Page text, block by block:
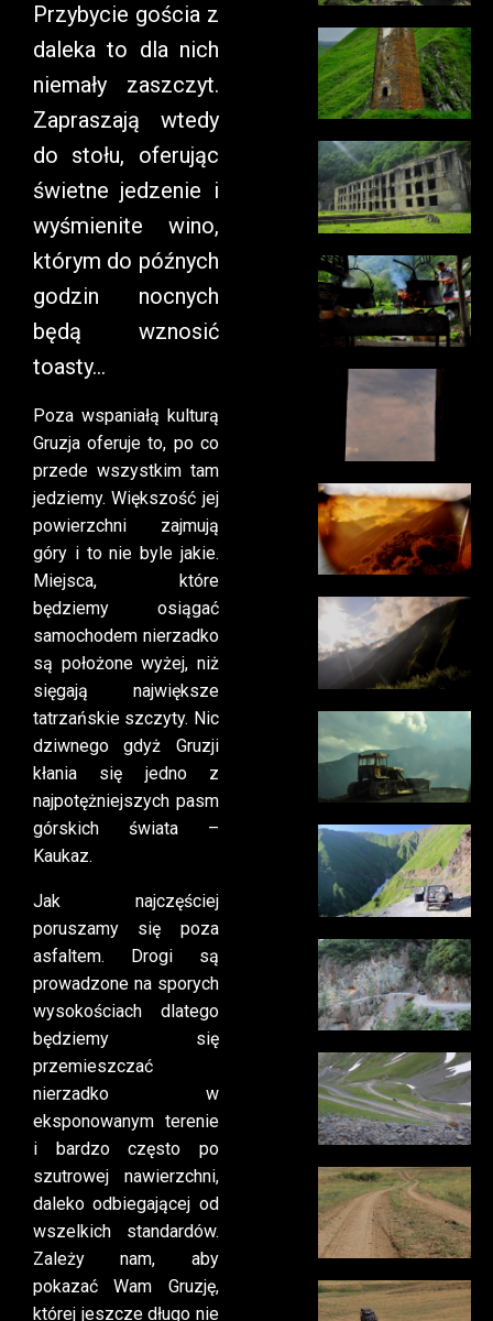
Przybycie gościa z
daleka to dla nich
niemały zaszczyt.
Zapraszają wtedy
do stołu, oferując
świetne jedzenie i
wyśmienite wino,
którym do późnych
godzin nocnych
będą wznosić
toasty…
Poza wspaniałą kulturą
Gruzja oferuje to, po co
przede wszystkim tam
jedziemy. Większość jej
powierzchni zajmują
góry i to nie byle jakie.
Miejsca, które
będziemy osiągać
samochodem nierzadko
są położone wyżej, niż
sięgają największe
tatrzańskie szczyty. Nic
dziwnego gdyż Gruzji
kłania się jedno z
najpotężniejszych pasm
górskich świata –
Kaukaz.
Jak najczęściej
poruszamy się poza
asfaltem. Drogi są
prowadzone na sporych
wysokościach dlatego
będziemy się
przemieszczać
nierzadko w
eksponowanym terenie
i bardzo często po
szutrowej nawierzchni,
daleko odbiegającej od
wszelkich standardów.
Zależy nam, aby
pokazać Wam Gruzję,
której jeszcze długo nie